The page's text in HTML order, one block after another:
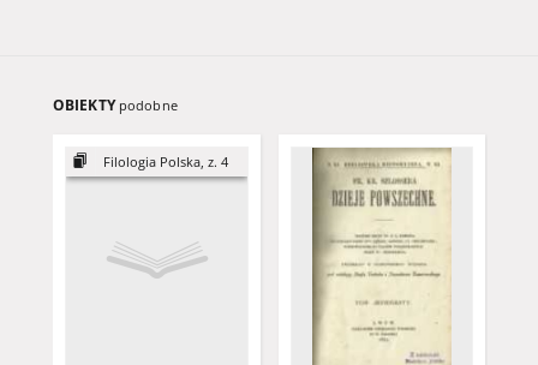
OBIEKTY podobne
Filologia Polska, z. 4